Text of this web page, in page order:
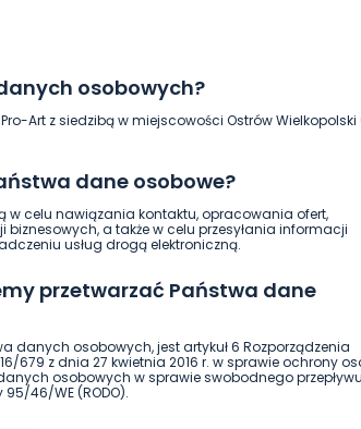
osobowych?
Art z siedzibą w miejscowości Ostrów
dane osobowe?
w celu nawiązania kontaktu, opracowania ofert,
a także w celu przesyłania informacji
usług drogą elektroniczną.
przetwarzać Państwa dane
danych osobowych, jest artykuł 6 Rozporządzenia
679 z dnia 27 kwietnia 2016 r. w sprawie ochrony
osobowych w sprawie swobodnego przepływu
46/WE (RODO).
z oczyszczalni
szyby zamykać w aucie
czas przecież to jest
DOŁĄCZ DO